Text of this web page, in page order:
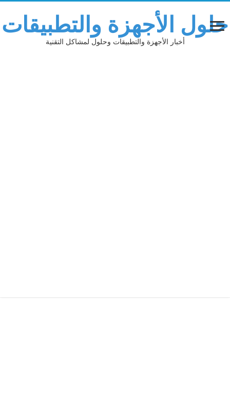
الأجهزة والتطبيقات
أخبار الأجهزة والتطبيقات وحلول لمشاكل التقنية